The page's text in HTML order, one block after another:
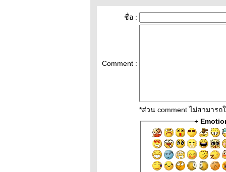
ชื่อ :
Comment :
*ส่วน comment ไม่สามารถ
+